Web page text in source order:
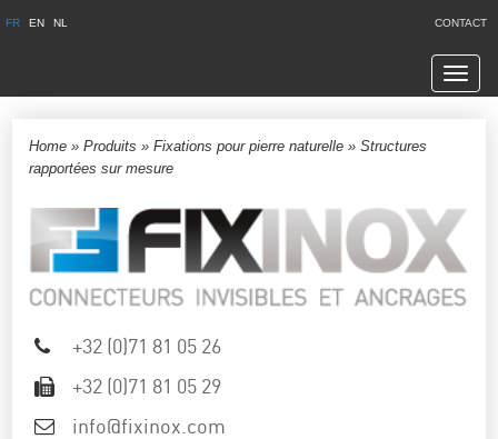
FR EN NL CONTACT
Home »Produits »Fixations pour pierre naturelle »Structures
rapportées sur mesure
+32 (0)71 81 05 26
+32 (0)71 81 05 29
info@fixinox.com